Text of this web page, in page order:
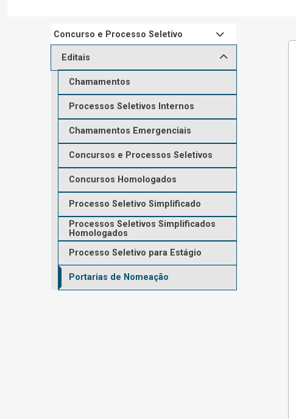
Concurso e Processo Seletivo
Editais
Chamamentos
Processos Seletivos Internos
Chamamentos Emergenciais
Concursos e Processos Seletivos
Concursos Homologados
Processo Seletivo Simplificado
Processos Seletivos Simplificados
Homologados
Processo Seletivo para Estágio
Portarias de Nomeação